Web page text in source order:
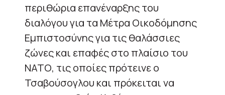
περιθώρια επανέναρξης του
διαλόγου για τα Μέτρα Οικοδόμησης
Εμπιστοσύνης για τις θαλάσσιες
ζώνες και επαφές στο πλαίσιο του
ΝΑΤΟ, τις οποίες πρότεινε ο
Τσαβούσογλου και πρόκειται να